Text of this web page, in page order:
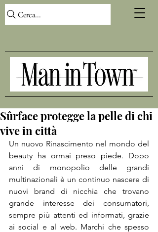
Cerca...
Sûrface protegge la pelle di chi
vive in città
Un nuovo Rinascimento nel mondo del
beauty ha ormai preso piede. Dopo
anni di monopolio delle grandi
multinazionali è un continuo nascere di
nuovi brand di nicchia che trovano
grande interesse dei consumatori,
sempre più attenti ed informati, grazie
ai social e al web. Marchi che spesso